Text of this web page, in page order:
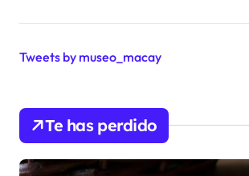
Tweets by museo_macay
Te has perdido